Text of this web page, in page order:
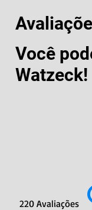
Você
Watzeck!
220 Avaliações